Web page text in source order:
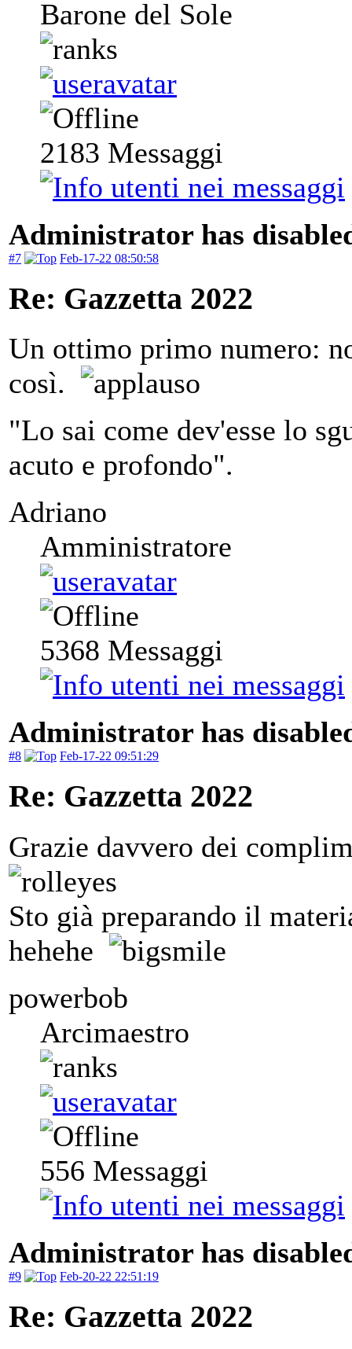
Barone del Sole
2183 Messaggi
Administrator has
#7 Feb-17-22 08:50:58
Re: Gazzetta 2022
Un ottimo primo numero:
così.
"Lo sai come dev'esse lo
acuto e profondo".
Adriano
Amministratore
5368 Messaggi
Administrator has
#8 Feb-17-22 09:51:29
Re: Gazzetta 2022
Grazie davvero dei
Sto già preparando il
hehehe
powerbob
Arcimaestro
556 Messaggi
Administrator has
#9 Feb-20-22 22:51:19
Re: Gazzetta 2022